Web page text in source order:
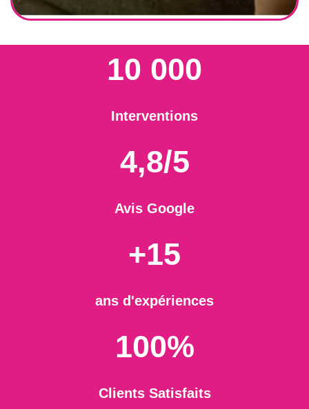
10 000
Interventions
4,8/5
Avis Google
+15
ans d'expériences
100%
Clients Satisfaits